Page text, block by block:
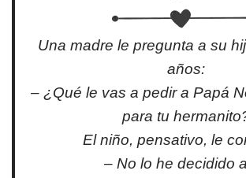
Una madre le pregunta a su
años:
– ¿Qué le vas a pedir a Papá
para tu
El niño, pensativo, le
– No lo he decidido